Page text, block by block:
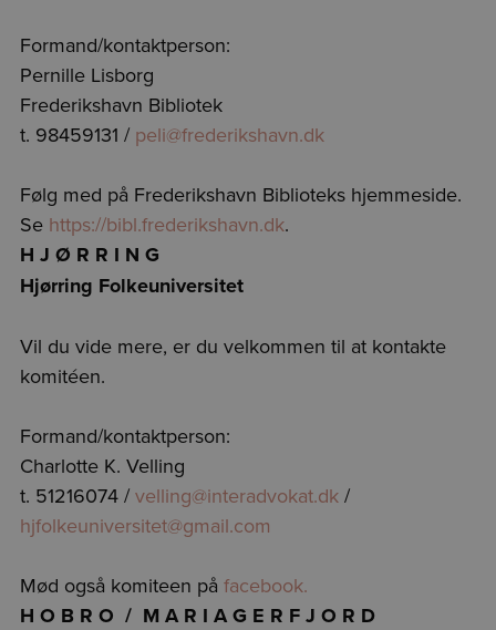
Formand/kontaktperson:
Pernille Lisborg
Frederikshavn Bibliotek
t. 98459131 / peli@frederikshavn.dk
Følg med på Frederikshavn Biblioteks hjemmeside.
Se https://bibl.frederikshavn.dk.
H J Ø R R I N G
Hjørring Folkeuniversitet
Vil du vide mere, er du velkommen til at kontakte
komitéen.
Formand/kontaktperson:
Charlotte K. Velling
t. 51216074 / velling@interadvokat.dk /
hjfolkeuniversitet@gmail.com
Mød også komiteen på facebook.
H O B R O / M A R I A G E R F J O R D